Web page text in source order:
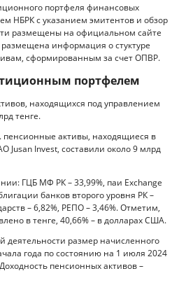
портфеля финансовых
НБРК с указанием эмитентов и обзор
размещены на официальном сайте
информация о стуктуре
сформированным за счет ОПВР.
портфелем
находящихся под управлением
тенге.
пенсионные активы, находящиеся в
Jusan Invest, составили около 9 млрд
ГЦБ МФ РК – 33,99%, паи Exchange
банков второго уровня РК –
– 6,82%, РЕПО – 3,46%. Отметим,
в тенге, 40,66% – в долларах США.
деятельности размер начисленного
года по состоянию на 1 июля 2024
пенсионных активов –